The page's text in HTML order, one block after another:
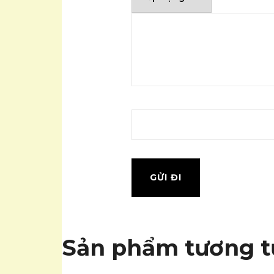
Sản phẩm tương